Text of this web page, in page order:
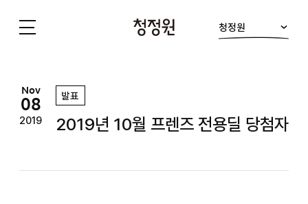
청정원
Nov
08
2019
발표
2019년 10월 프렌즈 전용딜 당첨자